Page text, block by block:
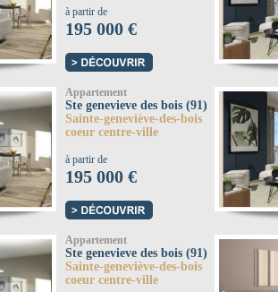
à partir de
195 000 €
Appartement
Ste genevieve des bois (91)
Sainte-geneviève-des-bois
coeur centre-ville
à partir de
195 000 €
Appartement
Ste genevieve des bois (91)
Sainte-geneviève-des-bois
coeur centre-ville